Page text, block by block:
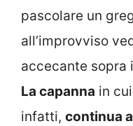
pascolare un
all’improvviso
accecante sopra
La capanna in
infatti, continua